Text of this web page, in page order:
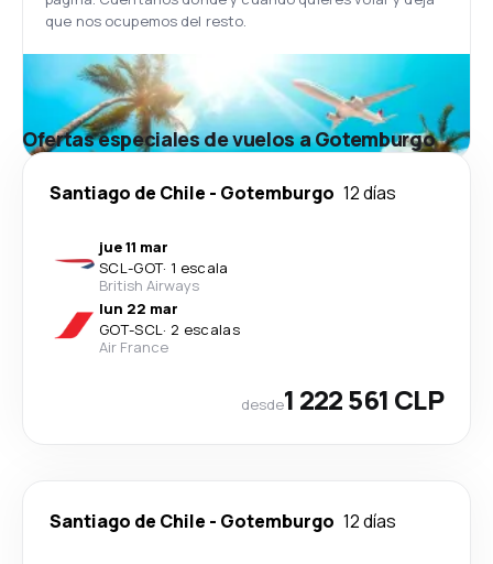
que nos ocupemos del resto.
Ofertas especiales de vuelos a Gotemburgo
Santiago de Chile - Gotemburgo 12 días
jue 11 mar
SCL-GOT· 1 escala
British Airways
lun 22 mar
GOT-SCL· 2 escalas
Air France
desde1 222 561 CLP
Santiago de Chile - Gotemburgo 12 días